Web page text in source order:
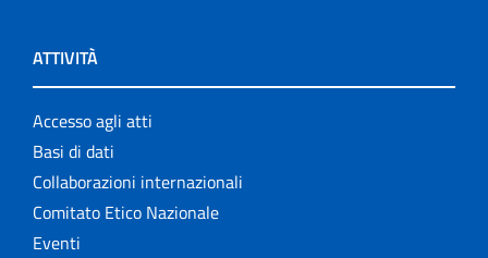
ATTIVITÀ
Accesso agli atti
Basi di dati
Collaborazioni internazionali
Comitato Etico Nazionale
Eventi